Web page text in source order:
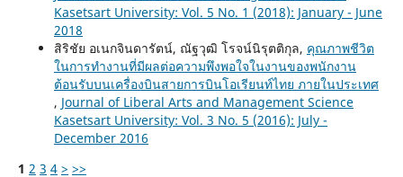
Kasetsart University: Vol. 5 No. 1 (2018): January - June
2018
สิริชัย อเนกจินดารัตน์, ณัฐวุฒิ โรจน์นิรุตติกุล, คุณภาพชีวิต
ในการทำงานที่มีผลต่อความพึงพอใจในงานของพนักงาน
ต้อนรับบนเครื่องบินสายการบินโอเรียนท์ไทย ภายในประเทศ
, Journal of Liberal Arts and Management Science
Kasetsart University: Vol. 3 No. 5 (2016): July -
December 2016
1 2 3 4 > >>